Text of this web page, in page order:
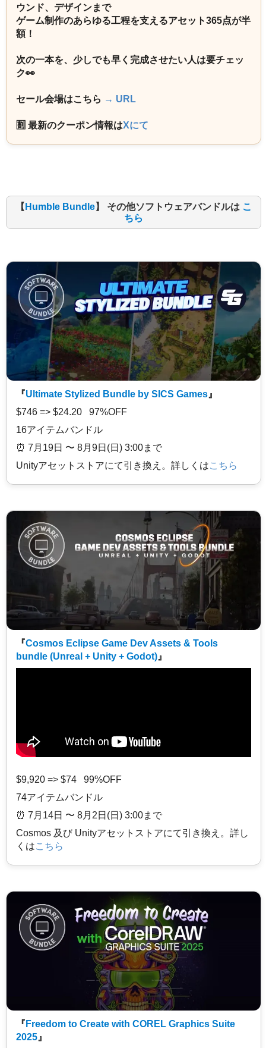
ウンド、デザインまで
ゲーム制作のあらゆる工程を支えるアセット365点が半
額！
次の一本を、少しでも早く完成させたい人は要チェッ
ク👀
セール会場はこちら → URL
🈹 最新のクーポン情報はXにて
【 Humble Bundle】 その他ソフトウェアバンドルは こ
ちら
『Ultimate Stylized Bundle by SICS Games 』
$746 => $24.20 97%OFF
16アイテムバンドル
⏰️ 7月19日 〜 8月9日(日) 3:00まで
Unityアセットストアにて引き換え。詳しくはこちら
『Cosmos Eclipse Game Dev Assets & Tools
bundle (Unreal + Unity + Godot) 』
$9,920 => $74 99%OFF
74アイテムバンドル
⏰️ 7月14日 〜 8月2日(日) 3:00まで
Cosmos 及び Unityアセットストアにて引き換え。詳し
くはこちら
『 Freedom to Create with COREL Graphics Suite
2025 』